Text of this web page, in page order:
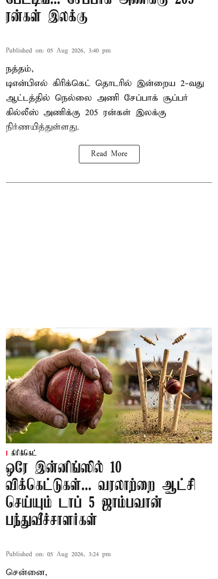
ரன்கள் இலக்கு
Published on: 05 Aug 2026, 3:40 pm
நத்தம்,
டிஎன்பிஎல் கிரிக்கெட் தொடரில் இன்றைய 2-வது
ஆட்டத்தில் நெல்லை அணி சேப்பாக் சூப்பர்
கில்லீஸ் அணிக்கு 205 ரன்கள் இலக்கு
நிர்ணயித்துள்ளது.
Read More
கிரிக்கெட்
ஒரே இன்னிங்ஸில் 10
விக்கெட்டுகள்... வரலாற்றை ஆட்சி
செய்யும் டாப் 5 ஜாம்பவான்
பந்துவீச்சாளர்கள்
Published on: 05 Aug 2026, 3:24 pm
சென்னை,